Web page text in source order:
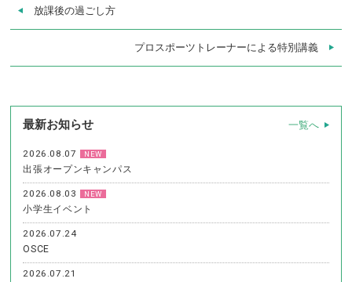
放課後の過ごし方
プロスポーツトレーナーによる特別講義
最新お知らせ 一覧へ
2026.08.07 NEW
出張オープンキャンパス
2026.08.03 NEW
小学生イベント
2026.07.24
OSCE
2026.07.21